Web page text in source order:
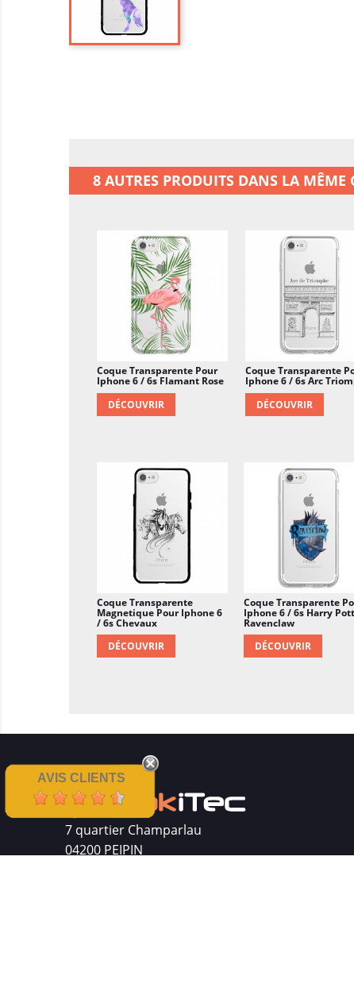
8 AUTRES PRODUITS DANS LA MÊME
Coque Transparente Pour
Iphone 6 / 6s Flamant Rose
DÉCOUVRIR
Coque Transparente
Iphone 6 / 6s Arc
DÉCOUVRIR
Coque Transparente
Magnetique Pour Iphone 6
/ 6s Chevaux
DÉCOUVRIR
Coque Transparente
Iphone 6 / 6s Harry
Ravenclaw
DÉCOUVRIR
7 quartier Champarlau
04200 PEIPIN
AVIS CLIENTS